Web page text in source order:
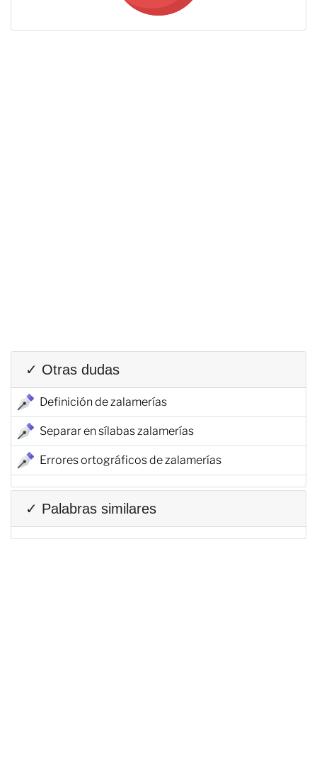
✓ Otras dudas
Definición de zalamerías
Separar en sílabas zalamerías
Errores ortográficos de zalamerías
✓ Palabras similares